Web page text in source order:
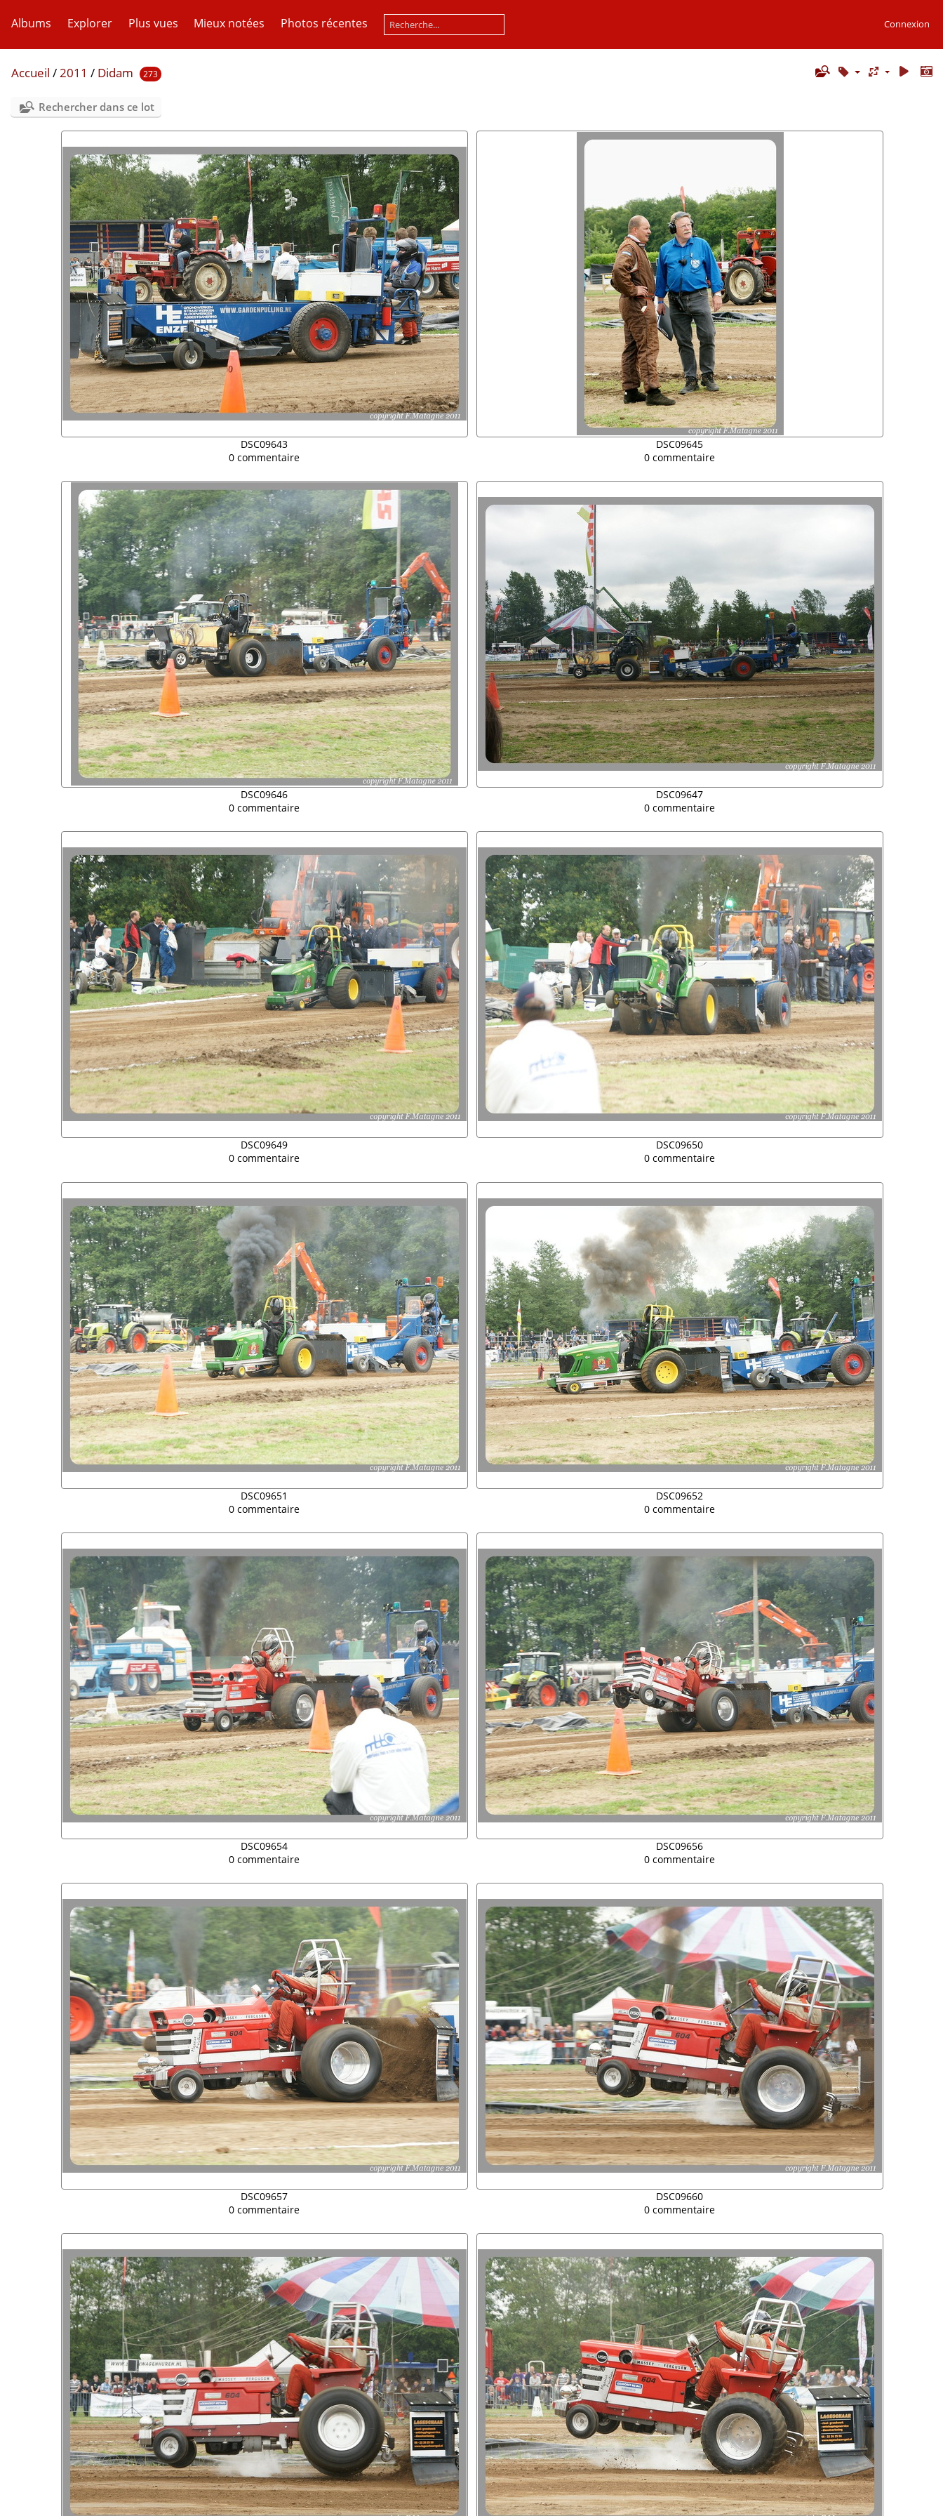
Albums Explorer Plus vues Mieux notées Photos récentes Connexion
Accueil /2011 / Didam 273
Rechercher dans ce lot
DSC09643
0 commentaire
DSC09645
0 commentaire
DSC09646
0 commentaire
DSC09647
0 commentaire
DSC09649
0 commentaire
DSC09650
0 commentaire
DSC09651
0 commentaire
DSC09652
0 commentaire
DSC09654
0 commentaire
DSC09656
0 commentaire
DSC09657
0 commentaire
DSC09660
0 commentaire